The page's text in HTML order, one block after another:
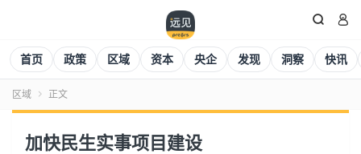
 
首页 政策 区域 资本 央企 发现 洞察 快讯
区域  正文
加快民生实事项目建设